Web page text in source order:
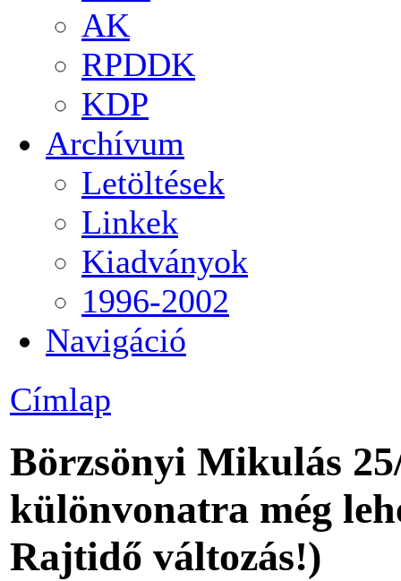
AK
RPDDK
KDP
Archívum
Letöltések
Linkek
Kiadványok
1996-2002
Navigáció
Címlap
Börzsönyi Mikulás
különvonatra még
Rajtidő változás!)